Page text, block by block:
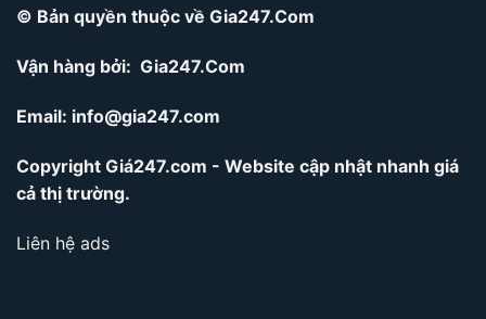
© Bản quyền thuộc về Gia247.Com
Vận hàng bởi: Gia247.Com
Email: info@gia247.com
Copyright Giá247.com - Website cập nhật nhanh giá
cả thị trường.
Liên hệ ads